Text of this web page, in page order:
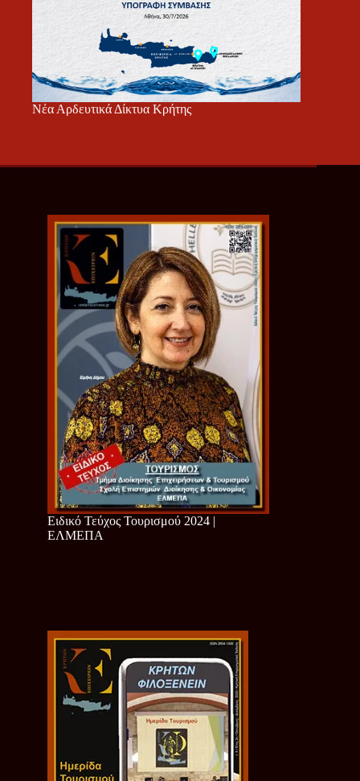
Νέα Αρδευτικά Δίκτυα Κρήτης
Ειδικό Τεύχος Τουρισμού 2024 |
ΕΛΜΕΠΑ